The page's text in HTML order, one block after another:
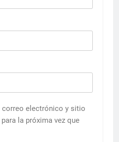
correo electrónico y sitio
la próxima vez que